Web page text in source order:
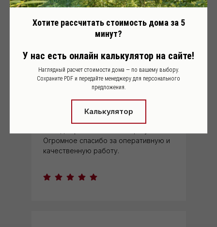
Нашей семье построили отличный
дом по индивидуальному проекту. Мы
остались очень довольны
планировкой, качествомдревесины
самих работ. Клееный брус даёт все
Огромное спасибо за оперативную и
качественную работу.
Хотите рассчитать стоимость дома за 5
минут?
У нас есть онлайн калькулятор на сайте!
Наглядный расчет стоимости дома — по вашему выбору.
Сохраните PDF и передайте менеджеру для персонального
предложения.
Калькулятор